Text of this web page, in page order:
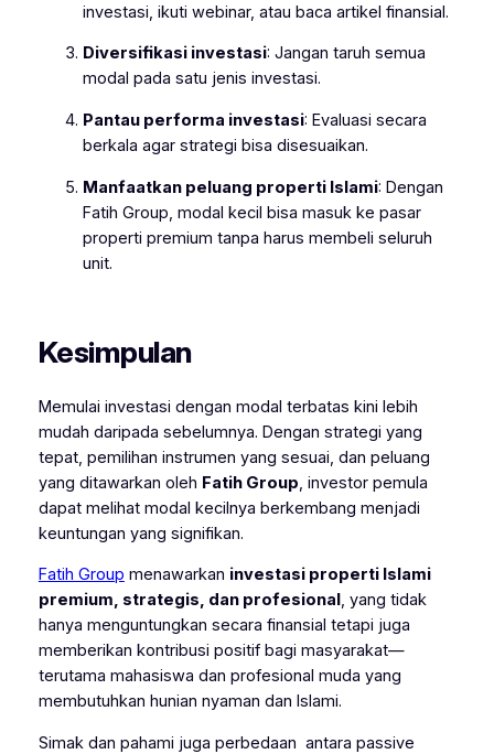
investasi, ikuti webinar, atau baca artikel finansial.
Diversifikasi investasi: Jangan taruh semua
modal pada satu jenis investasi.
Pantau performa investasi: Evaluasi secara
berkala agar strategi bisa disesuaikan.
Manfaatkan peluang properti Islami: Dengan
Fatih Group, modal kecil bisa masuk ke pasar
properti premium tanpa harus membeli seluruh
unit.
Kesimpulan
Memulai investasi dengan modal terbatas kini lebih
mudah daripada sebelumnya. Dengan strategi yang
tepat, pemilihan instrumen yang sesuai, dan peluang
yang ditawarkan oleh Fatih Group, investor pemula
dapat melihat modal kecilnya berkembang menjadi
keuntungan yang signifikan.
Fatih Group menawarkan investasi properti Islami
premium, strategis, dan profesional, yang tidak
hanya menguntungkan secara finansial tetapi juga
memberikan kontribusi positif bagi masyarakat—
terutama mahasiswa dan profesional muda yang
membutuhkan hunian nyaman dan Islami.
Simak dan pahami juga perbedaan antara passive